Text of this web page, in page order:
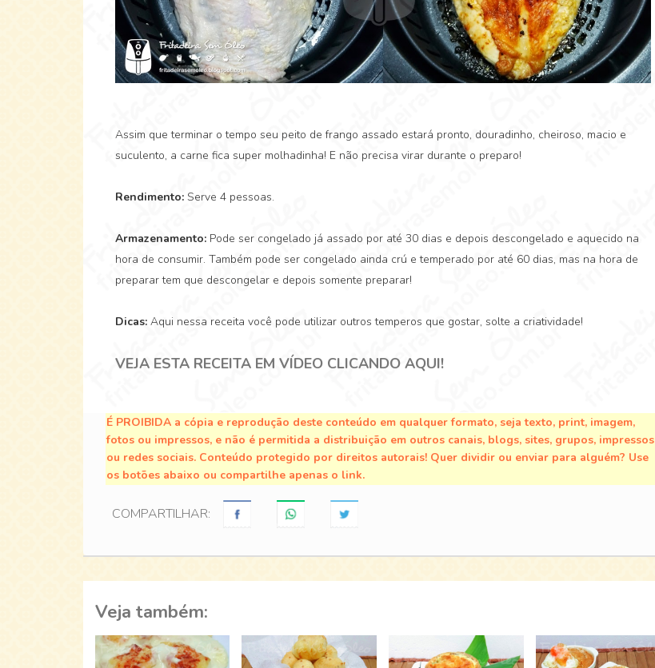
Assim que terminar o tempo seu peito de frango assado estará pronto, douradinho, cheiroso, macio e
suculento, a carne fica super molhadinha! E não precisa virar durante o preparo!
Rendimento:Serve 4 pessoas.
Armazenamento:Pode ser congelado já assado por até 30 dias e depois descongelado e aquecido na
hora de consumir. Também pode ser congelado ainda crú e temperado por até 60 dias, mas na hora de
preparar tem que descongelar e depois somente preparar!
Dicas:Aqui nessa receita você pode utilizar outros temperos que gostar, solte a criatividade!
VEJA ESTA RECEITA EM VÍDEO CLICANDO AQUI!
É PROIBIDA a cópia e reprodução deste conteúdo em qualquer formato, seja texto, print, imagem,
fotos ou impressos, e não é permitida a distribuição em outros canais, blogs, sites, grupos, impressos
ou redes sociais. Conteúdo protegido por direitos autorais! Quer dividir ou enviar para alguém? Use
os botões abaixo ou compartilhe apenas o link.
COMPARTILHAR:
Veja também: